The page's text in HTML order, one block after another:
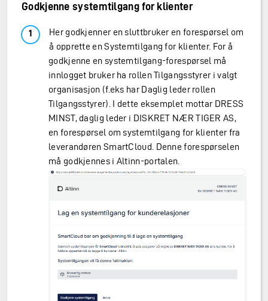
Godkjenne systemtilgang for klienter
Her godkjenner en sluttbruker en forespørsel om
å opprette en Systemtilgang for klienter. For å
godkjenne en systemtilgang-forespørsel må
innlogget bruker ha rollen Tilgangsstyrer i valgt
organisasjon (f.eks har Daglig leder rollen
Tilgangsstyrer). I dette eksemplet mottar DRESS
MINST, daglig leder i DISKRET NÆR TIGER AS,
en forespørsel om systemtilgang for klienter fra
leverandøren SmartCloud. Denne forespørselen
må godkjennes i Altinn-portalen.